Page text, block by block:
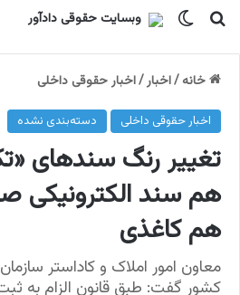
جستجو برایتغییر پوسته
خانه/اخبار/اخبار حقوقی داخلی
اخبار حقوقی داخلی دسته‌بندی نشده
تغییر رنگ سندهای
هم سند الکترونیکی
هم کاغذی
معاون امور املاک و کاداستر
کشور گفت: طبق قانون الزام به